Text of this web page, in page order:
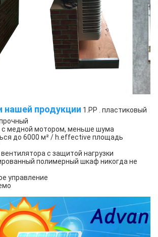
нашей продукции 1.PP . пластиковый
с медной мотором, меньше шума
с защитой нагрузки
управление